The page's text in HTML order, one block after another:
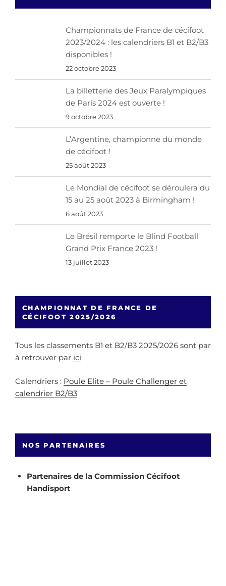
Championnats de France de cécifoot
2023/2024 : les calendriers B1 et B2/B3
disponibles !
22 octobre 2023
La billetterie des Jeux Paralympiques
de Paris 2024 est ouverte !
9 octobre 2023
L’Argentine, championne du monde
de cécifoot !
25 août 2023
Le Mondial de cécifoot se déroulera du
15 au 25 août 2023 à Birmingham !
6 août 2023
Le Brésil remporte le Blind Football
Grand Prix France 2023 !
13 juillet 2023
CHAMPIONNAT DE FRANCE DE
CÉCIFOOT 2025/2026
Tous les classements B1 et B2/B3 2025/2026 sont par
à retrouver par ici
Calendriers : Poule Elite – Poule Challenger et
calendrier B2/B3
NOS PARTENAIRES
Partenaires de la Commission Cécifoot
Handisport